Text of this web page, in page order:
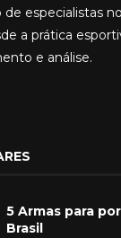
especialistas
a prática
e análise.
5 Armas para
Brasil